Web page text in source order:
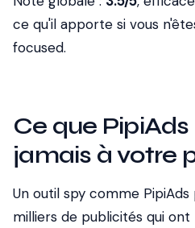
ce qu'il apporte si vous
focused.
Ce que
jamais à votre
Un outil spy comme
milliers de publicités qui